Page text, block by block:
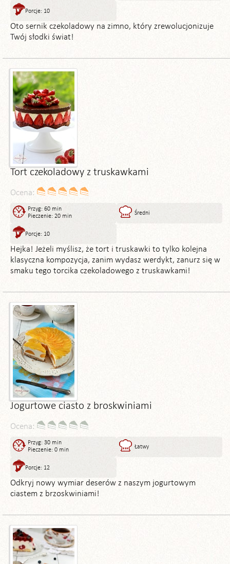
Porcje: 10
Oto sernik czekoladowy na zimno, który zrewolucjonizuje
Twój słodki świat!
Tort czekoladowy z truskawkami
Ocena:
Przyg: 60 min
Pieczenie: 20 min
Średni
Porcje: 10
Hejka! Jeżeli myślisz, że tort i truskawki to tylko kolejna
klasyczna kompozycja, zanim wydasz werdykt, zanurz się w
smaku tego torcika czekoladowego z truskawkami!
Jogurtowe ciasto z broskwiniami
Ocena:
Przyg: 30 min
Pieczenie: 0 min
Łatwy
Porcje: 12
Odkryj nowy wymiar deserów z naszym jogurtowym
ciastem z brzoskwiniami!